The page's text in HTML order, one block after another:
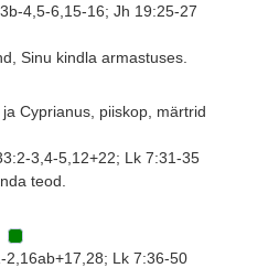
4,5-6,15-16; Jh 19:25-27
Sinu kindla armastuses.
Cyprianus, piiskop, märtrid
3,4-5,12+22; Lk 7:31-35
teod.
2,16ab+17,28; Lk 7:36-50